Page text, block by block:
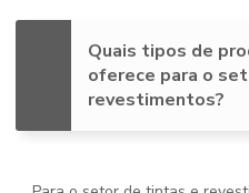
Quais tipos de
oferece para o
revestimentos?